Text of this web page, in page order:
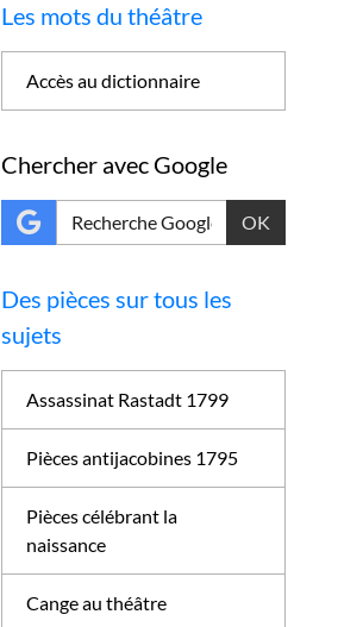
Les mots du théâtre
Accès au dictionnaire
Chercher avec Google
OK
Des pièces sur tous les
sujets
Assassinat Rastadt 1799
Pièces antijacobines 1795
Pièces célébrant la
naissance
Cange au théâtre